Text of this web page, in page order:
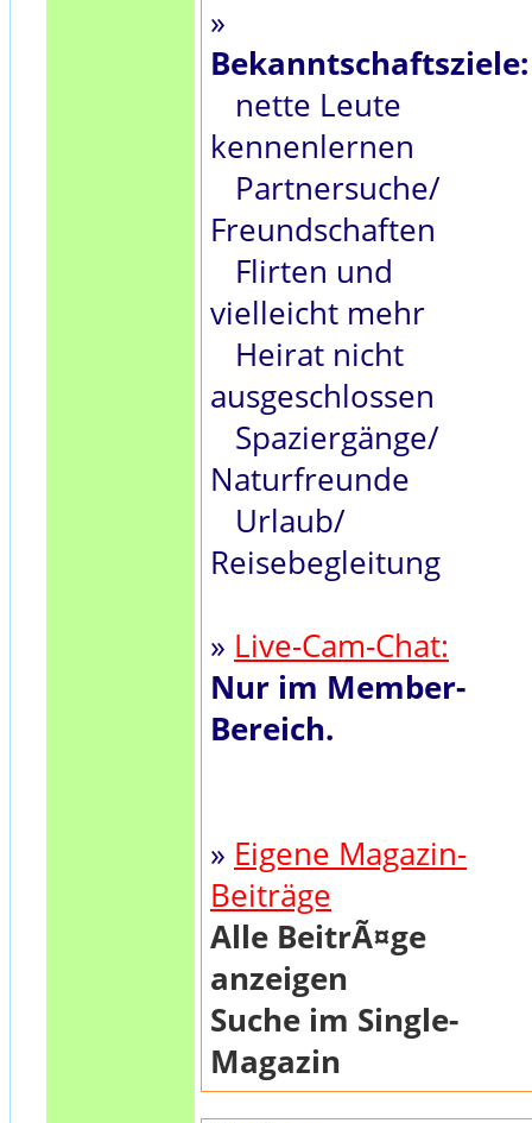
»
Bekanntschaftsziele:
nette Leute
kennenlernen
Partnersuche/
Freundschaften
Flirten und
vielleicht mehr
Heirat nicht
ausgeschlossen
Spaziergänge/
Naturfreunde
Urlaub/
Reisebegleitung
» Live-Cam-Chat:
Nur im Member-
Bereich.
» Eigene Magazin-
Beiträge
Alle BeitrÃ¤ge
anzeigen
Suche im Single-
Magazin